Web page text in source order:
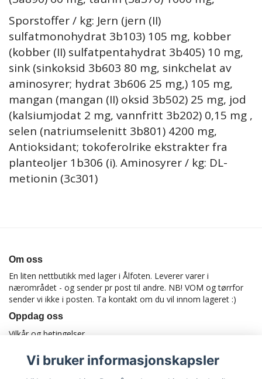
Sporstoffer / kg: Jern (jern (II)
sulfatmonohydrat 3b103) 105 mg, kobber
(kobber (II) sulfatpentahydrat 3b405) 10 mg,
sink (sinkoksid 3b603 80 mg, sinkchelat av
aminosyrer; hydrat 3b606 25 mg,) 105 mg,
mangan (mangan (II) oksid 3b502) 25 mg, jod
(kalsiumjodat 2 mg, vannfritt 3b202) 0,15 mg ,
selen (natriumselenitt 3b801) 4200 mg,
Antioksidant; tokoferolrike ekstrakter fra
planteoljer 1b306 (i). Aminosyrer / kg: DL-
metionin (3c301)
Om oss
En liten nettbutikk med lager i Ålfoten. Leverer varer i
nærområdet - og sender pr post til andre. NB! VOM og tørrfor
sender vi ikke i posten. Ta kontakt om du vil innom lageret :)
Oppdag oss
Vilkår og betingelser
Vi bruker informasjonskapsler